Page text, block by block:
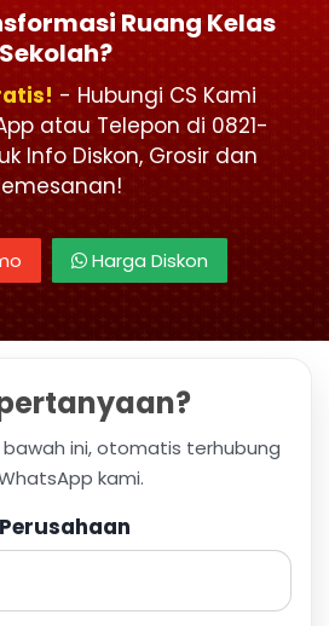
Ruang Kelas
Sekolah?
- Hubungi CS Kami
atau Telepon di 0821-
Info Diskon, Grosir dan
Harga Diskon
bawah ini, otomatis terhubung
kami.